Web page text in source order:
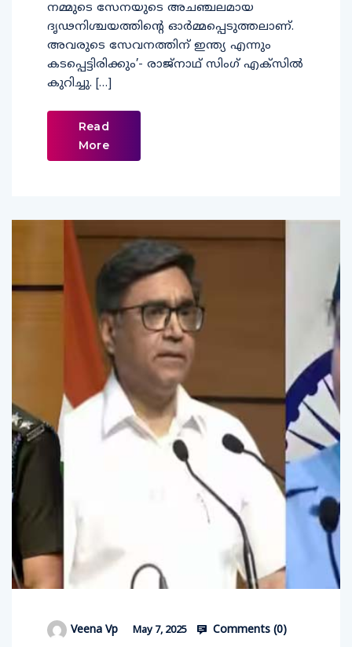
നമ്മുടെ സേനയുടെ അചഞ്ചലമായ
ദൃഢനിശ്ചയത്തിന്റെ ഓര്‍മ്മപ്പെടുത്തലാണ്.
അവരുടെ സേവനത്തിന് ഇന്ത്യ എന്നും
കടപ്പെട്ടിരിക്കും’- രാജ്നാഥ് സിംഗ് എക്സില്‍
കുറിച്ചു. […]
Read
More
Veena Vp May 7, 2025 Comments (0)